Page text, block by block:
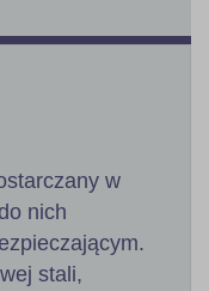
w
nich
stali,